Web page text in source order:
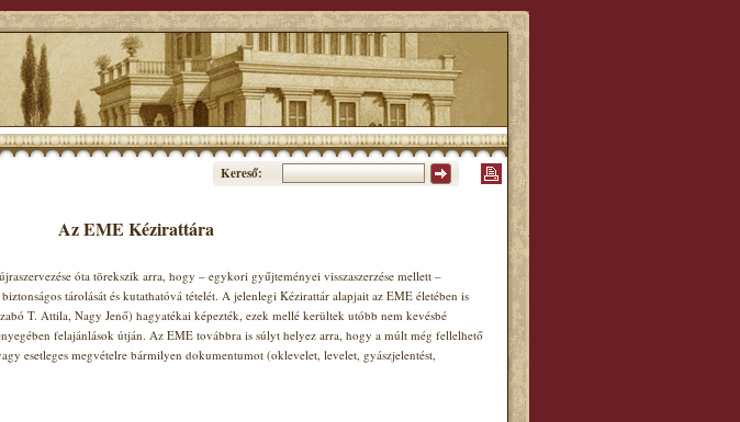
Kereső:
Az EME Kézirattára
óta törekszik arra, hogy – egykori gyűjteményei visszaszerzése mellett –
tárolását és kutathatóvá tételét. A jelenlegi Kézirattár alapjait az EME életében is
T. Attila, Nagy Jenő) hagyatékai képezték, ezek mellé kerültek utóbb nem kevésbé
felajánlások útján. Az EME továbbra is súlyt helyez arra, hogy a múlt még fellelhető
esetleges megvételre bármilyen dokumentumot (oklevelet, levelet, gyászjelentést,